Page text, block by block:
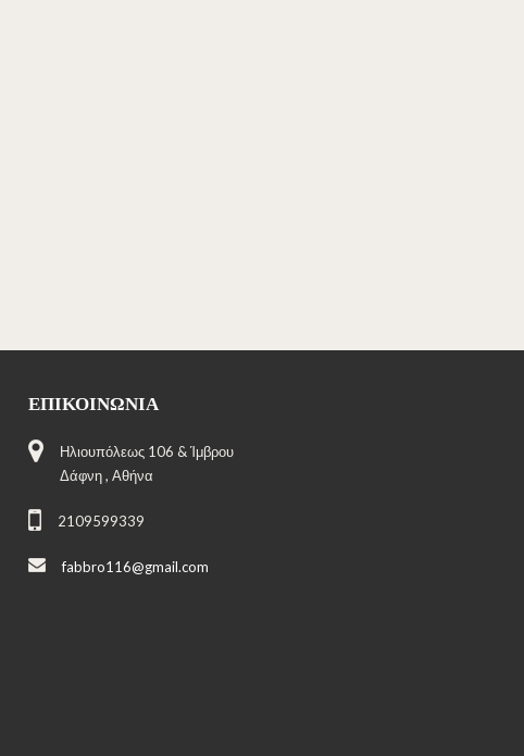
ΕΠΙΚΟΙΝΩΝΊΑ
Ηλιουπόλεως 106 & Ίμβρου
Δάφνη , Αθήνα
2109599339
fabbro116@gmail.com